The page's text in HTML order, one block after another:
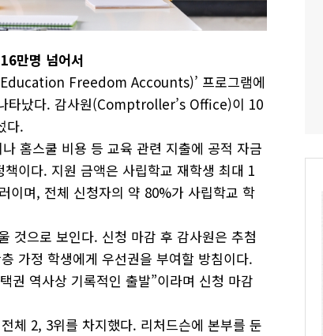
만명 넘어서
Education Freedom Accounts)’ 프로그램에
타났다. 감사원(Comptroller’s Office)이 10
다.
홈스쿨 비용 등 교육 관련 지출에 공적 자금
이다. 지원 금액은 사립학교 재학생 최대 1
이며, 전체 신청자의 약 80%가 사립학교 학
것으로 보인다. 신청 마감 후 감사원은 추첨
가정 학생에게 우선권을 부여할 방침이다.
역사상 기록적인 출발”이라며 신청 마감
체 2, 3위를 차지했다. 리처드슨에 본부를 둔